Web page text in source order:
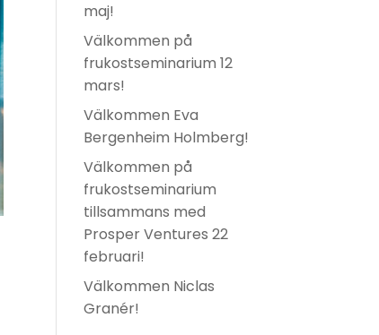
maj!
Välkommen på
frukostseminarium 12
mars!
Välkommen Eva
Bergenheim Holmberg!
Välkommen på
frukostseminarium
tillsammans med
Prosper Ventures 22
februari!
Välkommen Niclas
Granér!